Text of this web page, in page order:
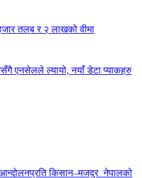
तलब र २ लाखको वीमा
एनसेलले ल्यायो, नयाँ डेटा प्याकहरु